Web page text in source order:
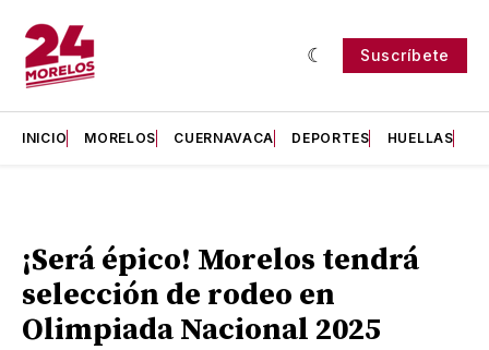
Suscríbete
INICIO MORELOS CUERNAVACA DEPORTES HUELLAS
¡Será épico! Morelos tendrá
selección de rodeo en
Olimpiada Nacional 2025